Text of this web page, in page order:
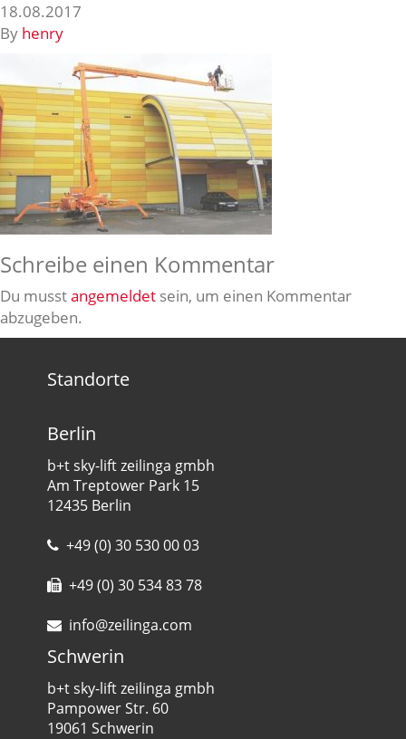
18.08.2017
By henry
Schreibe einen Kommentar
Du musstangemeldet sein, um einen Kommentar
abzugeben.
Standorte
Berlin
b+t sky-lift zeilinga gmbh
Am Treptower Park 15
12435 Berlin
+49 (0) 30 530 00 03
+49 (0) 30 534 83 78
info@zeilinga.com
Schwerin
b+t sky-lift zeilinga gmbh
Pampower Str. 60
19061 Schwerin